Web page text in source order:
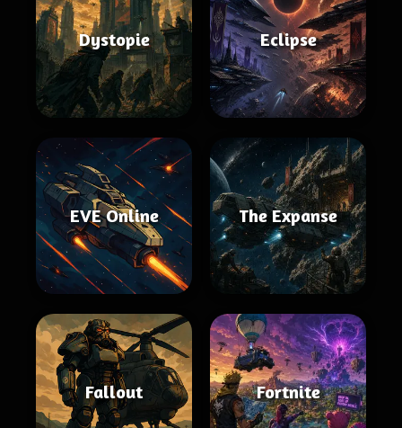
Dystopie Eclipse
EVE Online The Expanse
Fallout Fortnite